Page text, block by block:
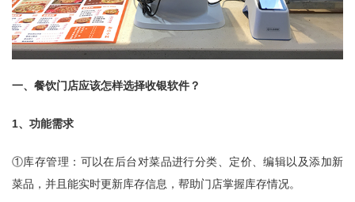
一、餐饮门店应该怎样选择收银软件？
1、功能需求
①库存管理：可以在后台对菜品进行分类、定价、编辑以及添加新
菜品，并且能实时更新库存信息，帮助门店掌握库存情况。